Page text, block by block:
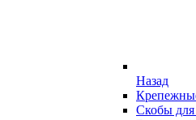
Назад
Скобы для